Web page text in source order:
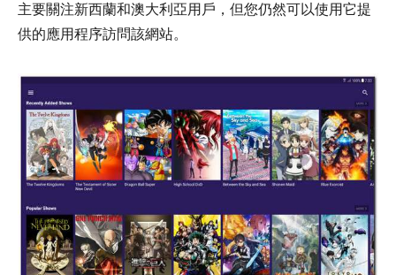
主要關注新西蘭和澳大利亞用戶，但您仍然可以使用它提
供的應用程序訪問該網站。